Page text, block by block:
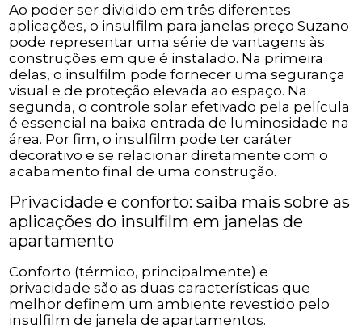
Ao poder ser dividido em três diferentes
aplicações, o insulfilm para janelas preço Suzano
pode representar uma série de vantagens às
construções em que é instalado. Na primeira
delas, o insulfilm pode fornecer uma segurança
visual e de proteção elevada ao espaço. Na
segunda, o controle solar efetivado pela película
é essencial na baixa entrada de luminosidade na
área. Por fim, o insulfilm pode ter caráter
decorativo e se relacionar diretamente com o
acabamento final de uma construção.
Privacidade e conforto: saiba mais sobre as
aplicações do insulfilm em janelas de
apartamento
Conforto (térmico, principalmente) e
privacidade são as duas características que
melhor definem um ambiente revestido pelo
insulfilm de janela de apartamentos.